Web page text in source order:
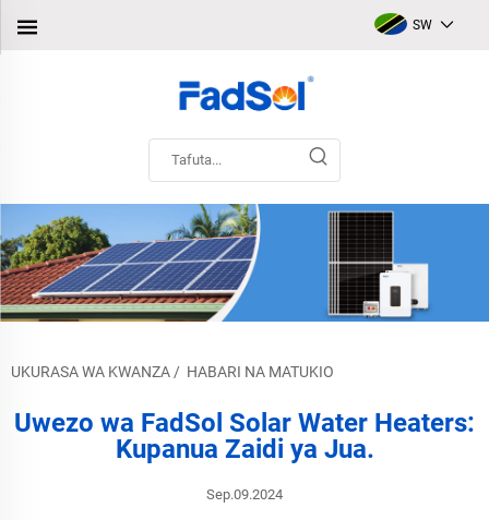
SW
UKURASA WA KWANZA / HABARI NA MATUKIO
Uwezo wa FadSol Solar Water Heaters:
Kupanua Zaidi ya Jua.
Sep.09.2024